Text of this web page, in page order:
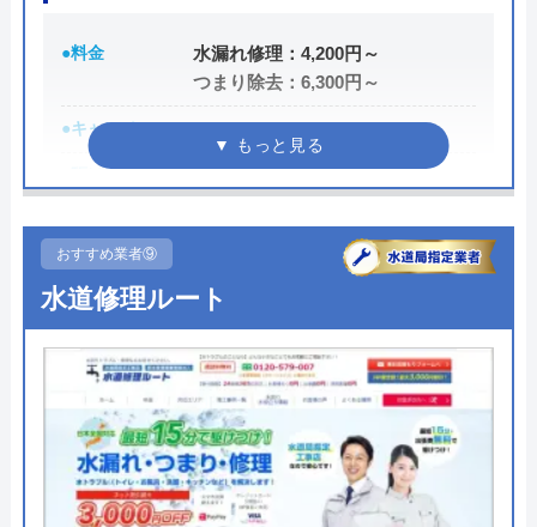
〒452-0001
対応エリア 全国
Benryのクチコミ on
2.3
※クチコミの内容について
per
2 年前
●料金
水漏れ修理：4,200円～
つまり除去：6,300円～
●キャンペーン ―
●駆けつけ時間 ―
●受付時間 24時間
●定休日
●出張見積もり ―
●支払い方法 ―
●累計実績 ―
●保証・保険 ―
詳細は公式HPでご確認ください
おすすめ業者⑨
水道修理ルート